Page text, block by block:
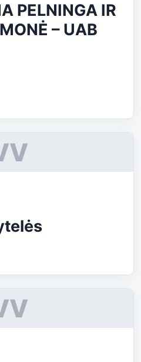
PELNINGA IR
– UAB